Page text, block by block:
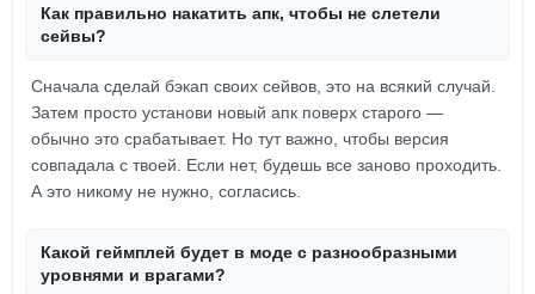
Как правильно накатить апк, чтобы не слетели
сейвы?
Сначала сделай бэкап своих сейвов, это на всякий случай.
Затем просто установи новый апк поверх старого —
обычно это срабатывает. Но тут важно, чтобы версия
совпадала с твоей. Если нет, будешь все заново проходить.
А это никому не нужно, согласись.
Какой геймплей будет в моде с разнообразными
уровнями и врагами?